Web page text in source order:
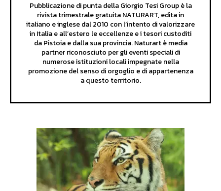
Pubblicazione di punta della Giorgio Tesi Group è la
rivista trimestrale gratuita NATURART, edita in
italiano e inglese dal 2010 con l’intento di valorizzare
in Italia e all’estero le eccellenze e i tesori custoditi
da Pistoia e dalla sua provincia. Naturart è media
partner riconosciuto per gli eventi speciali di
numerose istituzioni locali impegnate nella
promozione del senso di orgoglio e di appartenenza
a questo territorio.